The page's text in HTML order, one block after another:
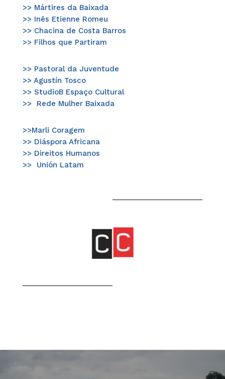
>> Mártires da Baixada
>> Inês Etienne Romeu
>> Chacina de Costa Barros
>> Filhos que Partiram
>> Pastoral da Juventude
>> Agustín Tosco
>> StudioB Espaço Cultural ​​
>>
Rede Mulher Baixada
>>Marli Coragem​
>>​ Diáspora Africana
>>​ Direitos Humanos
>>
Unión Latam